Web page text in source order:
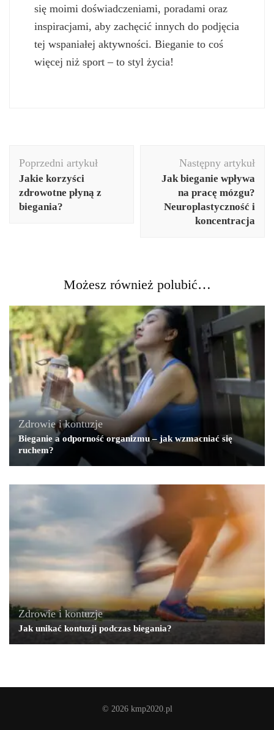
się moimi doświadczeniami, poradami oraz
inspiracjami, aby zachęcić innych do podjęcia
tej wspaniałej aktywności. Bieganie to coś
więcej niż sport – to styl życia!
wpisu
Poprzedni artykuł
Jakie korzyści
zdrowotne płyną z
biegania?
Następny artykuł
Jak bieganie wpływa
na pracę mózgu?
Neuroplastyczność i
koncentracja
Możesz również polubić…
Zdrowie i kontuzje
Bieganie a odporność organizmu – jak wzmacniać się
ruchem?
Zdrowie i kontuzje
Jak unikać kontuzji podczas biegania?
© 2026 kmp2020.pl